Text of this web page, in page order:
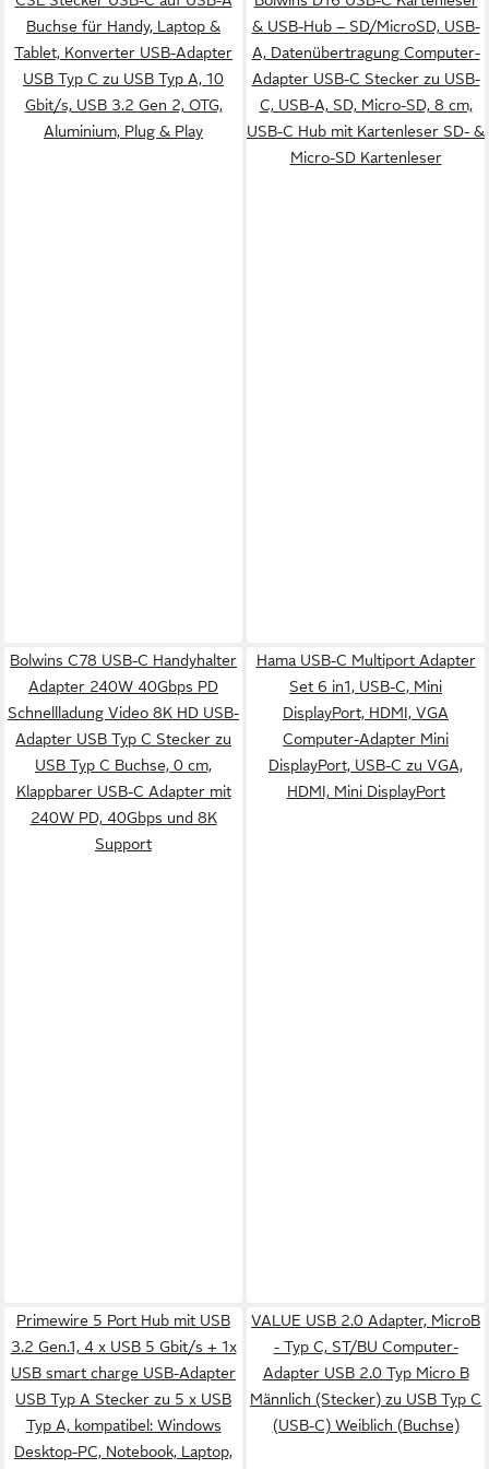
Buchse für Handy, Laptop &
Tablet, Konverter USB-Adapter
USB Typ C zu USB Typ A, 10
Gbit/s, USB 3.2 Gen 2, OTG,
Aluminium, Plug & Play
& USB-Hub – SD/MicroSD, USB-
A, Datenübertragung Computer-
Adapter USB-C Stecker zu USB-
C, USB-A, SD, Micro-SD, 8 cm,
USB-C Hub mit Kartenleser SD- &
Micro-SD Kartenleser
Bolwins C78 USB-C Handyhalter
Adapter 240W 40Gbps PD
Schnellladung Video 8K HD USB-
Adapter USB Typ C Stecker zu
USB Typ C Buchse, 0 cm,
Klappbarer USB-C Adapter mit
240W PD, 40Gbps und 8K
Support
Hama USB-C Multiport Adapter
Set 6 in1, USB-C, Mini
DisplayPort, HDMI, VGA
Computer-Adapter Mini
DisplayPort, USB-C zu VGA,
HDMI, Mini DisplayPort
Primewire 5 Port Hub mit USB
3.2 Gen.1, 4 x USB 5 Gbit/s + 1x
USB smart charge USB-Adapter
USB Typ A Stecker zu 5 x USB
Typ A, kompatibel: Windows
Desktop-PC, Notebook, Laptop,
VALUE USB 2.0 Adapter, MicroB
- Typ C, ST/BU Computer-
Adapter USB 2.0 Typ Micro B
Männlich (Stecker) zu USB Typ C
(USB-C) Weiblich (Buchse)